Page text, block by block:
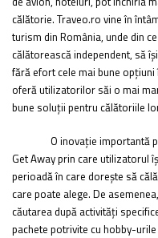
călătorie. Traveo.ro vine în
turism din România, unde din
călătorească independent, să
fără efort cele mai bune
oferă utilizatorilor săi o mai
bune soluții pentru călătoriile
O inovație importantă
Get Away prin care utilizatorul
perioadă în care dorește să
care poate alege. De
căutarea după activități
pachete potrivite cu hobby-